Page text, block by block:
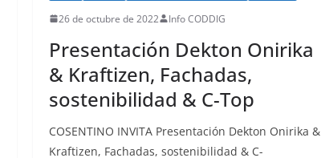
26 de octubre de 2022 Info CODDIG
Presentación Dekton Onirika
& Kraftizen, Fachadas,
sostenibilidad & C-Top
COSENTINO INVITA Presentación Dekton Onirika &
Kraftizen, Fachadas, sostenibilidad & C-